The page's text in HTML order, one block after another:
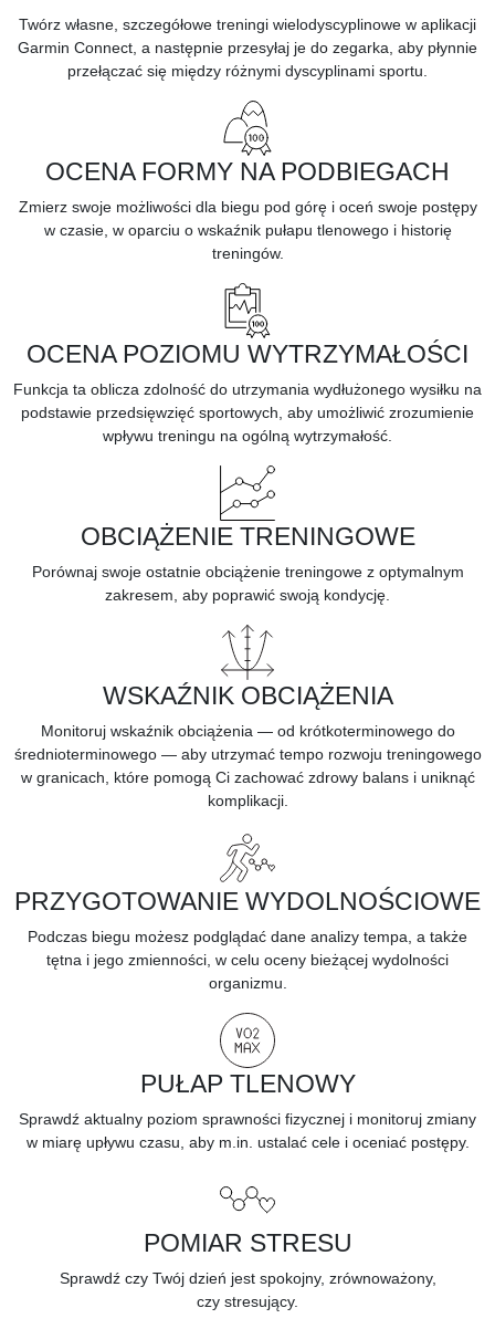
Twórz własne, szczegółowe treningi wielodyscyplinowe w aplikacji
Garmin Connect, a następnie przesyłaj je do zegarka, aby płynnie
przełączać się między różnymi dyscyplinami sportu.
OCENA FORMY NA PODBIEGACH
Zmierz swoje możliwości dla biegu pod górę i oceń swoje postępy
w czasie, w oparciu o wskaźnik pułapu tlenowego i historię
treningów.
OCENA POZIOMU WYTRZYMAŁOŚCI
Funkcja ta oblicza zdolność do utrzymania wydłużonego wysiłku na
podstawie przedsięwzięć sportowych, aby umożliwić zrozumienie
wpływu treningu na ogólną wytrzymałość.
OBCIĄŻENIE TRENINGOWE
Porównaj swoje ostatnie obciążenie treningowe z optymalnym
zakresem, aby poprawić swoją kondycję.
WSKAŹNIK OBCIĄŻENIA
Monitoruj wskaźnik obciążenia — od krótkoterminowego do
średnioterminowego — aby utrzymać tempo rozwoju treningowego
w granicach, które pomogą Ci zachować zdrowy balans i uniknąć
komplikacji.
PRZYGOTOWANIE WYDOLNOŚCIOWE
Podczas biegu możesz podglądać dane analizy tempa, a także
tętna i jego zmienności, w celu oceny bieżącej wydolności
organizmu.
PUŁAP TLENOWY
Sprawdź aktualny poziom sprawności fizycznej i monitoruj zmiany
w miarę upływu czasu, aby m.in. ustalać cele i oceniać postępy.
POMIAR STRESU
Sprawdź czy Twój dzień jest spokojny, zrównoważony,
czy stresujący.